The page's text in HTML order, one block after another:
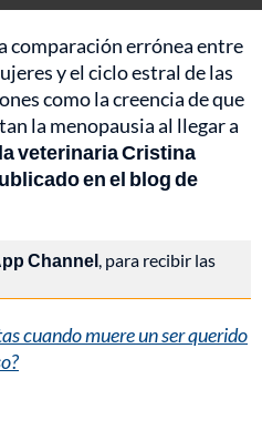
comparación errónea entre
y el ciclo estral de las
como la creencia de que
la menopausia al llegar a
veterinaria Cristina
en el blog de
Channel, para recibir las
cuando muere un ser querido